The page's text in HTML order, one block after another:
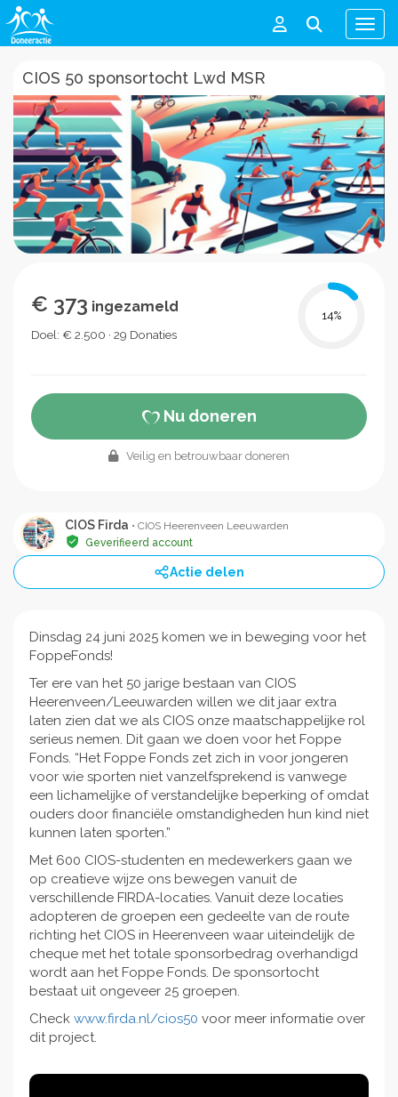
Menu
CIOS 50 sponsortocht Lwd MSR
€ 373 ingezameld
Doel: € 2.500 · 29 Donaties
14%
Nu doneren
Veilig en betrouwbaar doneren
CIOS Firda • CIOS Heerenveen Leeuwarden
Geverifieerd account
Actie delen
Dinsdag 24 juni 2025 komen we in beweging voor het
FoppeFonds!
Ter ere van het 50 jarige bestaan van CIOS
Heerenveen/Leeuwarden willen we dit jaar extra
laten zien dat we als CIOS onze maatschappelijke rol
serieus nemen. Dit gaan we doen voor het Foppe
Fonds. “Het Foppe Fonds zet zich in voor jongeren
voor wie sporten niet vanzelfsprekend is vanwege
een lichamelijke of verstandelijke beperking of omdat
ouders door financiële omstandigheden hun kind niet
kunnen laten sporten.”
Met 600 CIOS-studenten en medewerkers gaan we
op creatieve wijze ons bewegen vanuit de
verschillende FIRDA-locaties. Vanuit deze locaties
adopteren de groepen een gedeelte van de route
richting het CIOS in Heerenveen waar uiteindelijk de
cheque met het totale sponsorbedrag overhandigd
wordt aan het Foppe Fonds. De sponsortocht
bestaat uit ongeveer 25 groepen.
Check www.firda.nl/cios50 voor meer informatie over
dit project.